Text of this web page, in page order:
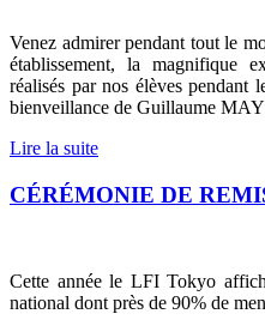
Venez admirer pendant tout le
établissement, la magnifique
réalisés par nos élèves pendant
bienveillance de Guillaume
Lire la suite
CÉRÉMONIE DE
Cette année le LFI Tokyo
national dont près de 90% de